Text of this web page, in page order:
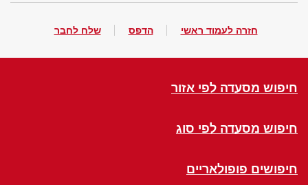
חזרה לעמוד ראשי הדפס שלח לחבר
חיפוש מסעדה לפי אזור
חיפוש מסעדה לפי סוג
חיפושים פופולאריים